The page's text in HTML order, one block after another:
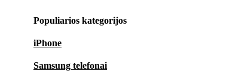
Populiarios kategorijos
iPhone
Samsung telefonai